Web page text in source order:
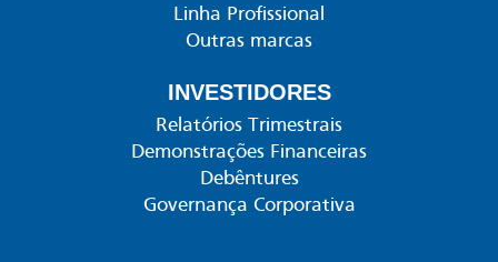
Linha Profissional
Outras marcas
INVESTIDORES
Relatórios Trimestrais
Demonstrações Financeiras
Debêntures
Governança Corporativa